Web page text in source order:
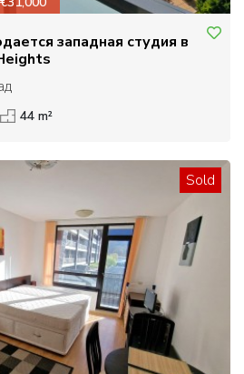
западная студия в
44 m²
Sold